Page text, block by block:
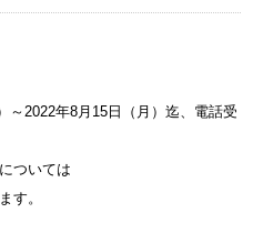
～2022年8月15日（月）迄、電話受
ついては
す。